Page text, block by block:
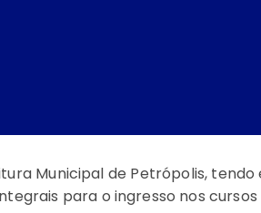
Municipal de Petrópolis,
para o ingresso nos cursos